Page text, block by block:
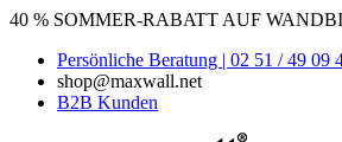
40 % SOMMER-RABATT AUF
Persönliche Beratung | 02 51 / 49 09
shop@maxwall.net
B2B Kunden